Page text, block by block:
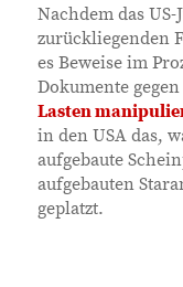
Nachdem das
zurückliegenden
es Beweise im
Dokumente
Lasten
in den USA das,
aufgebaute
aufgebauten
geplatzt.